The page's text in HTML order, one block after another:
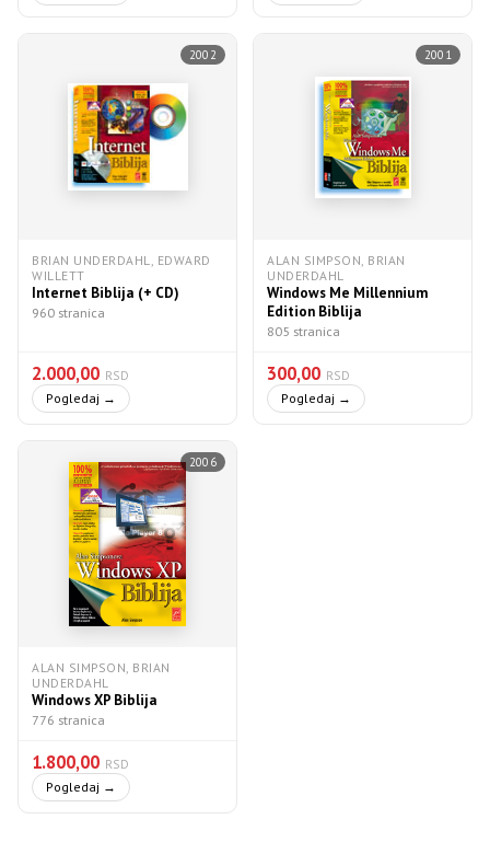
2002
BRIAN UNDERDAHL, EDWARD
WILLETT
Internet Biblija (+ CD)
960 stranica
2.000,00 RSD
Pogledaj →
2001
ALAN SIMPSON, BRIAN
UNDERDAHL
Windows Me Millennium
Edition Biblija
805 stranica
300,00 RSD
Pogledaj →
2006
ALAN SIMPSON, BRIAN
UNDERDAHL
Windows XP Biblija
776 stranica
1.800,00 RSD
Pogledaj →